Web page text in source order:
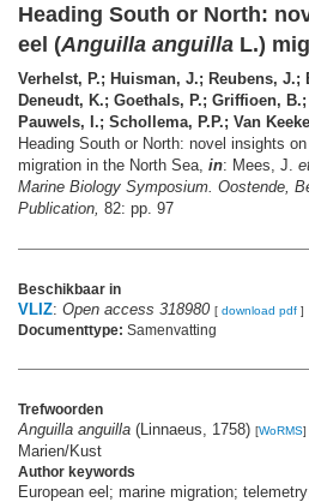
Heading South or North:
eel (Anguilla anguilla L.)
Verhelst, P.; Huisman, J.; Reubens, J.;
Deneudt, K.; Goethals, P.; Griffioen,
Pauwels, I.; Schollema, P.P.; Van
Heading South or North: novel insights
migration in the North Sea, in: Mees, J.
Marine Biology Symposium. Oostende,
Publication, 82: pp. 97
Beschikbaar in
VLIZ: Open access 318980 [ download pdf ]
Documenttype: Samenvatting
Trefwoorden
Anguilla anguilla (Linnaeus, 1758) [WoRMS]
Marien/Kust
Author keywords
European eel; marine migration;